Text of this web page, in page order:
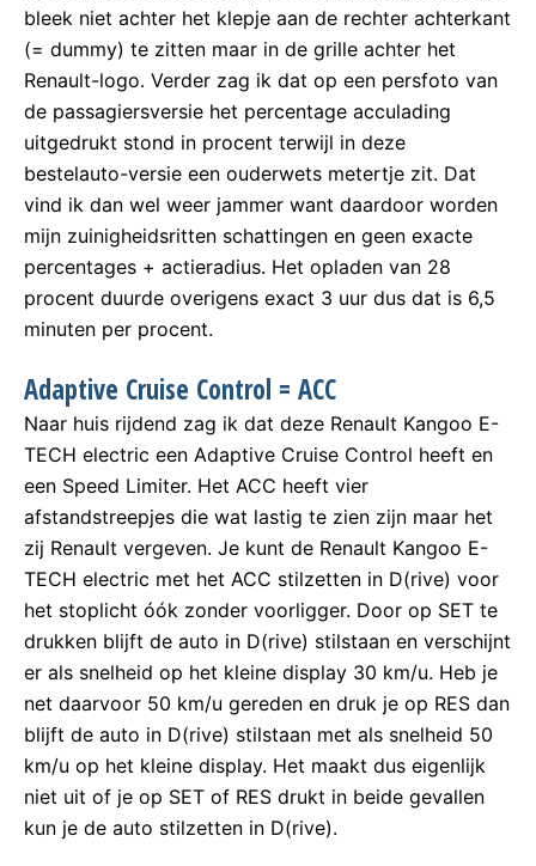
bleek niet achter het klepje aan de rechter achterkant
(= dummy) te zitten maar in de grille achter het
Renault-logo. Verder zag ik dat op een persfoto van
de passagiersversie het percentage acculading
uitgedrukt stond in procent terwijl in deze
bestelauto-versie een ouderwets metertje zit. Dat
vind ik dan wel weer jammer want daardoor worden
mijn zuinigheidsritten schattingen en geen exacte
percentages + actieradius. Het opladen van 28
procent duurde overigens exact 3 uur dus dat is 6,5
minuten per procent.
Adaptive Cruise Control = ACC
Naar huis rijdend zag ik dat deze Renault Kangoo E-
TECH electric een Adaptive Cruise Control heeft en
een Speed Limiter. Het ACC heeft vier
afstandstreepjes die wat lastig te zien zijn maar het
zij Renault vergeven. Je kunt de Renault Kangoo E-
TECH electric met het ACC stilzetten in D(rive) voor
het stoplicht óók zonder voorligger. Door op SET te
drukken blijft de auto in D(rive) stilstaan en verschijnt
er als snelheid op het kleine display 30 km/u. Heb je
net daarvoor 50 km/u gereden en druk je op RES dan
blijft de auto in D(rive) stilstaan met als snelheid 50
km/u op het kleine display. Het maakt dus eigenlijk
niet uit of je op SET of RES drukt in beide gevallen
kun je de auto stilzetten in D(rive).